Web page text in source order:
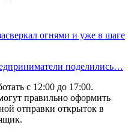
огнями и уже в шаге
поделились…
с 12:00 до 17:00.
правильно оформить
отправки открыток в